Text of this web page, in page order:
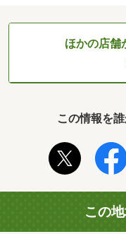
ほかの店舗
この情報を
この